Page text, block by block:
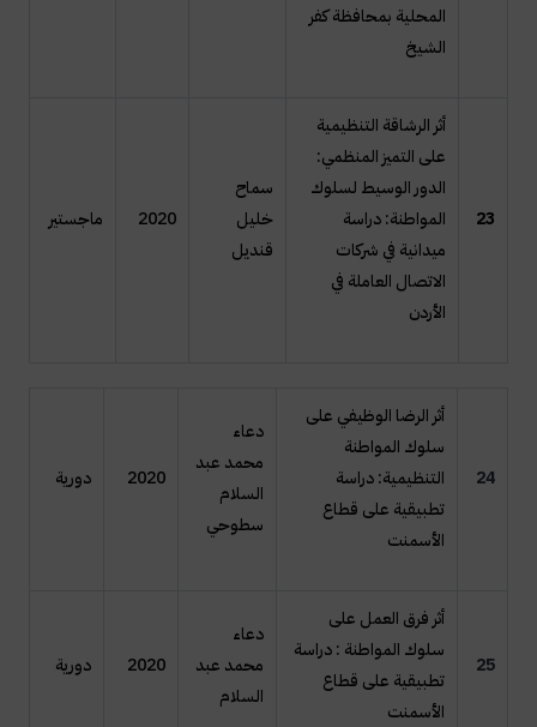
المحلية بمحافظة كفر
الشيخ
23
أثر الرشاقة التنظيمية
على التميز المنظمي:
الدور الوسيط لسلوك
المواطنة: دراسة
ميدانية في شركات
الاتصال العاملة في
الأردن
سماح
خليل
قنديل
2020 ماجستير
24
أثر الرضا الوظيفي على
سلوك المواطنة
التنظيمية: دراسة
تطبيقية على قطاع
الأسمنت
دعاء
محمد عبد
السلام
سطوحي
2020 دورية
25
أثر فرق العمل على
سلوك المواطنة : دراسة
تطبيقية على قطاع
الأسمنت
دعاء
محمد عبد
السلام
2020 دورية